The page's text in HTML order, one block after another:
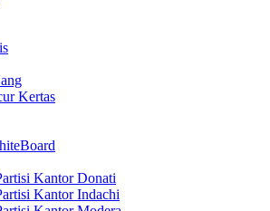
Kertas
Kantor Donati
Kantor Indachi